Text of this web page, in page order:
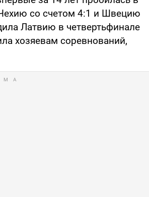
со счетом 4:1 и Швецию
Латвию в четвертьфинале
хозяевам соревнований,